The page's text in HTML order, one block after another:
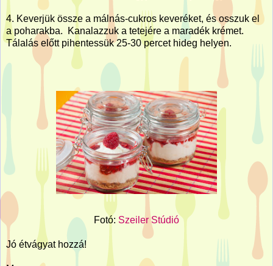
4. Keverjük össze a málnás-cukros keveréket, és osszuk el
a poharakba. Kanalazzuk a tetejére a maradék krémet.
Tálalás előtt pihentessük 25-30 percet hideg helyen.
Fotó: Szeiler Stúdió
Jó étvágyat hozzá!